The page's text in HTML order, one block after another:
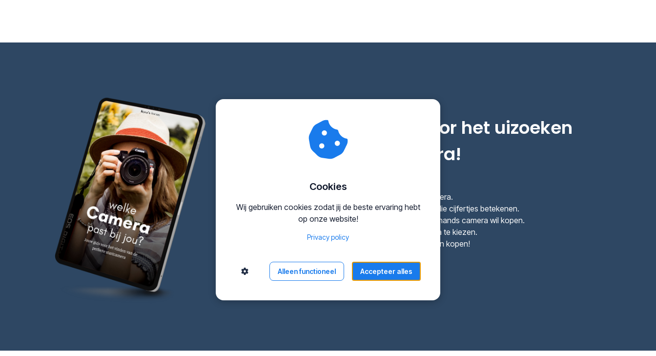
Nu met gratis gids voor het uizoeken
van een goede camera!
Krijg advies voor het uitzoeken van een goede camera.
Leer over de specificaties van een camera en wat die cijfertjes betekenen.
Weet ook waar je op moet letten als je een tweedehands camera wil kopen.
Zorg voor foto's met kwaliteit door de juiste camera te kiezen.
Zie welke camera's ik jou aanraad en waar je die kan kopen!
Maak gebruik van de actie!
Cookies
Wij gebruiken cookies zodat jij de beste ervaring hebt
op onze website!
Privacy policy
Alleen functioneel Accepteer alles